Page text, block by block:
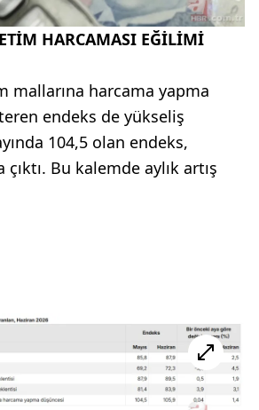
HARCAMASI EĞİLİMİ
mallarına harcama yapma
endeks de yükseliş
104,5 olan endeks,
Bu kalemde aylık artış